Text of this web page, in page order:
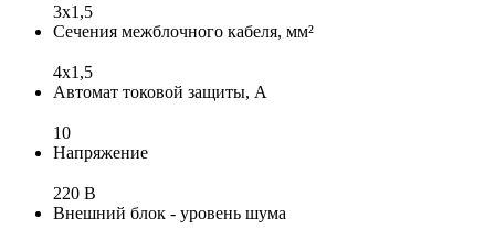
3x1,5
Сечения межблочного кабеля, мм²
4х1,5
Автомат токовой защиты, А
10
Напряжение
220 В
Внешний блок - уровень шума